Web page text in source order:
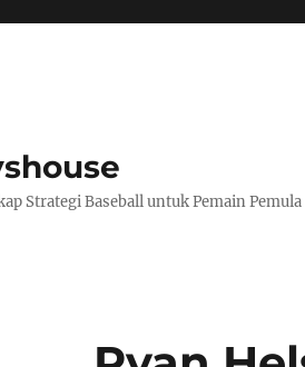
Strategi Baseball untuk Pemain Pemula